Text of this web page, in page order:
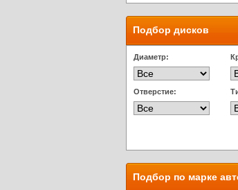
Подбор дисков
Диаметр:
Отверстие:
Подбор по марке